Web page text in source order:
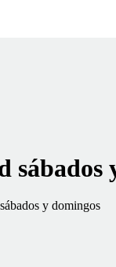
sábados
y domingos